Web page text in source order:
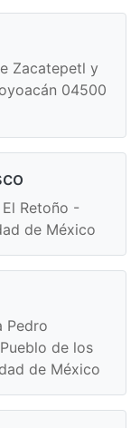
Zacatepetl y
04500
Retoño -
de México
Pedro
de los
de México